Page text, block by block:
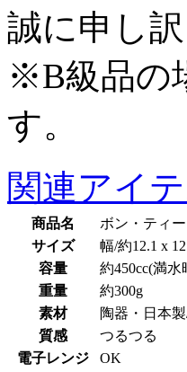
誠に申し
※B級品の
す。
関連アイ
商品名
ボン・ティ
サイズ
幅/約12.1 x
容量
約450cc(満水
重量
約300g
素材
陶器・日本
質感
つるつる
電子レンジ
OK